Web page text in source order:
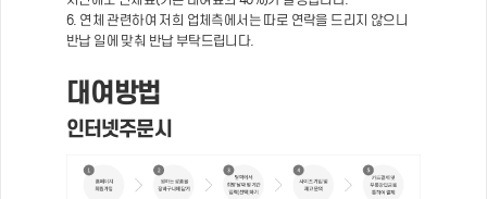
6. 연체 관련하여 저희 업체측에서는 따로 연락을 드리지 않으니
반납 일에 맞춰 반납 부탁드립니다.
대여방법
인터넷주문시